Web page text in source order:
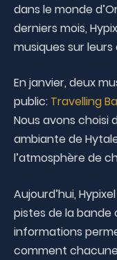
dans le monde
derniers mois,
musiques sur
En janvier, deux
public: Travelling
Nous avons choisi
ambiante de
l’atmosphère de
Aujourd’hui,
pistes de la bande
informations
comment